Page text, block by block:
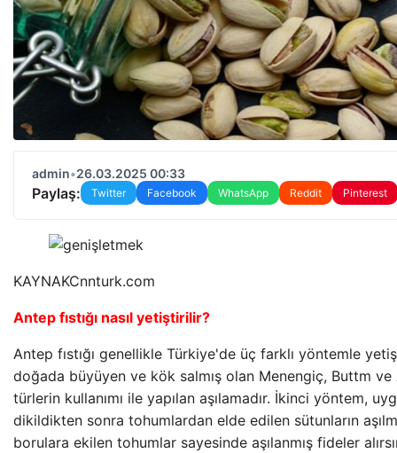
admin•26.03.2025 00:33
Paylaş: Twitter Facebook WhatsApp Reddit Pinterest
KAYNAKCnnturk.com
Antep fıstığı nasıl yetiştirilir?
Antep fıstığı genellikle Türkiye'de üç farklı yöntemle
doğada büyüyen ve kök salmış olan Menengiç, Buttm ve
türlerin kullanımı ile yapılan aşılamadır. İkinci yöntem,
dikildikten sonra tohumlardan elde edilen sütunların
borulara ekilen tohumlar sayesinde aşılanmış fideler